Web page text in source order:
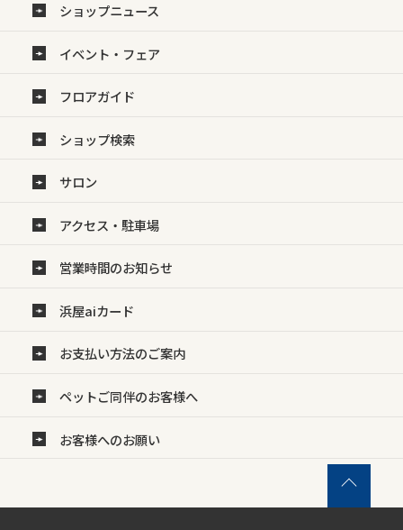
ショップニュース
イベント・フェア
フロアガイド
ショップ検索
サロン
アクセス・駐車場
営業時間のお知らせ
浜屋aiカード
お支払い方法のご案内
ペットご同伴のお客様へ
お客様へのお願い